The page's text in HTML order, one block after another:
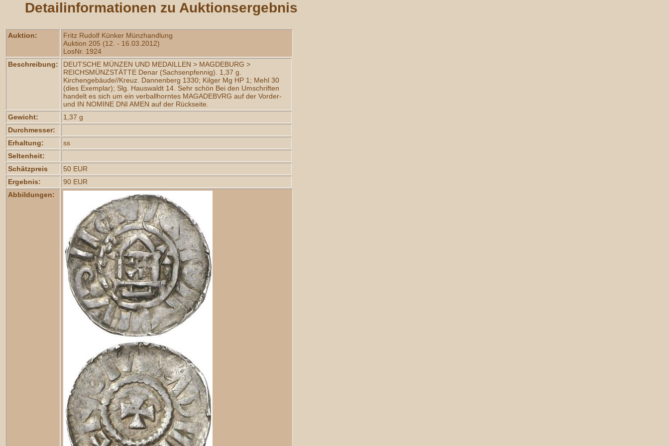
Detailinformationen zu Auktionsergebnis
Auktion:
Fritz Rudolf Künker Münzhandlung
Auktion 205 (12. - 16.03.2012)
LosNr. 1924
Beschreibung:
DEUTSCHE MÜNZEN UND MEDAILLEN > MAGDEBURG >
REICHSMÜNZSTÄTTE Denar (Sachsenpfennig). 1,37 g.
Kirchengebäude//Kreuz. Dannenberg 1330; Kilger Mg HP 1; Mehl 30
(dies Exemplar); Slg. Hauswaldt 14. Sehr schön Bei den Umschriften
handelt es sich um ein verballhorntes MAGADEBVRG auf der Vorder-
und IN NOMINE DNI AMEN auf der Rückseite.
Gewicht:
1,37 g
Durchmesser:
Erhaltung:
ss
Seltenheit:
Schätzpreis
50 EUR
Ergebnis:
90 EUR
Abbildungen: